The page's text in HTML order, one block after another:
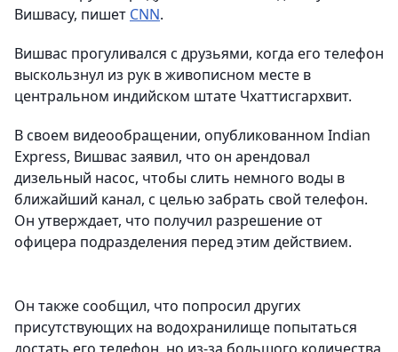
Вишвасу, пишет CNN.
Вишвас прогуливался с друзьями, когда его телефон
выскользнул из рук в живописном месте в
центральном индийском штате Чхаттисгархвит.
В своем видеообращении, опубликованном Indian
Express, Вишвас заявил, что он арендовал
дизельный насос, чтобы слить немного воды в
ближайший канал, с целью забрать свой телефон.
Он утверждает, что получил разрешение от
офицера подразделения перед этим действием.
Он также сообщил, что попросил других
присутствующих на водохранилище попытаться